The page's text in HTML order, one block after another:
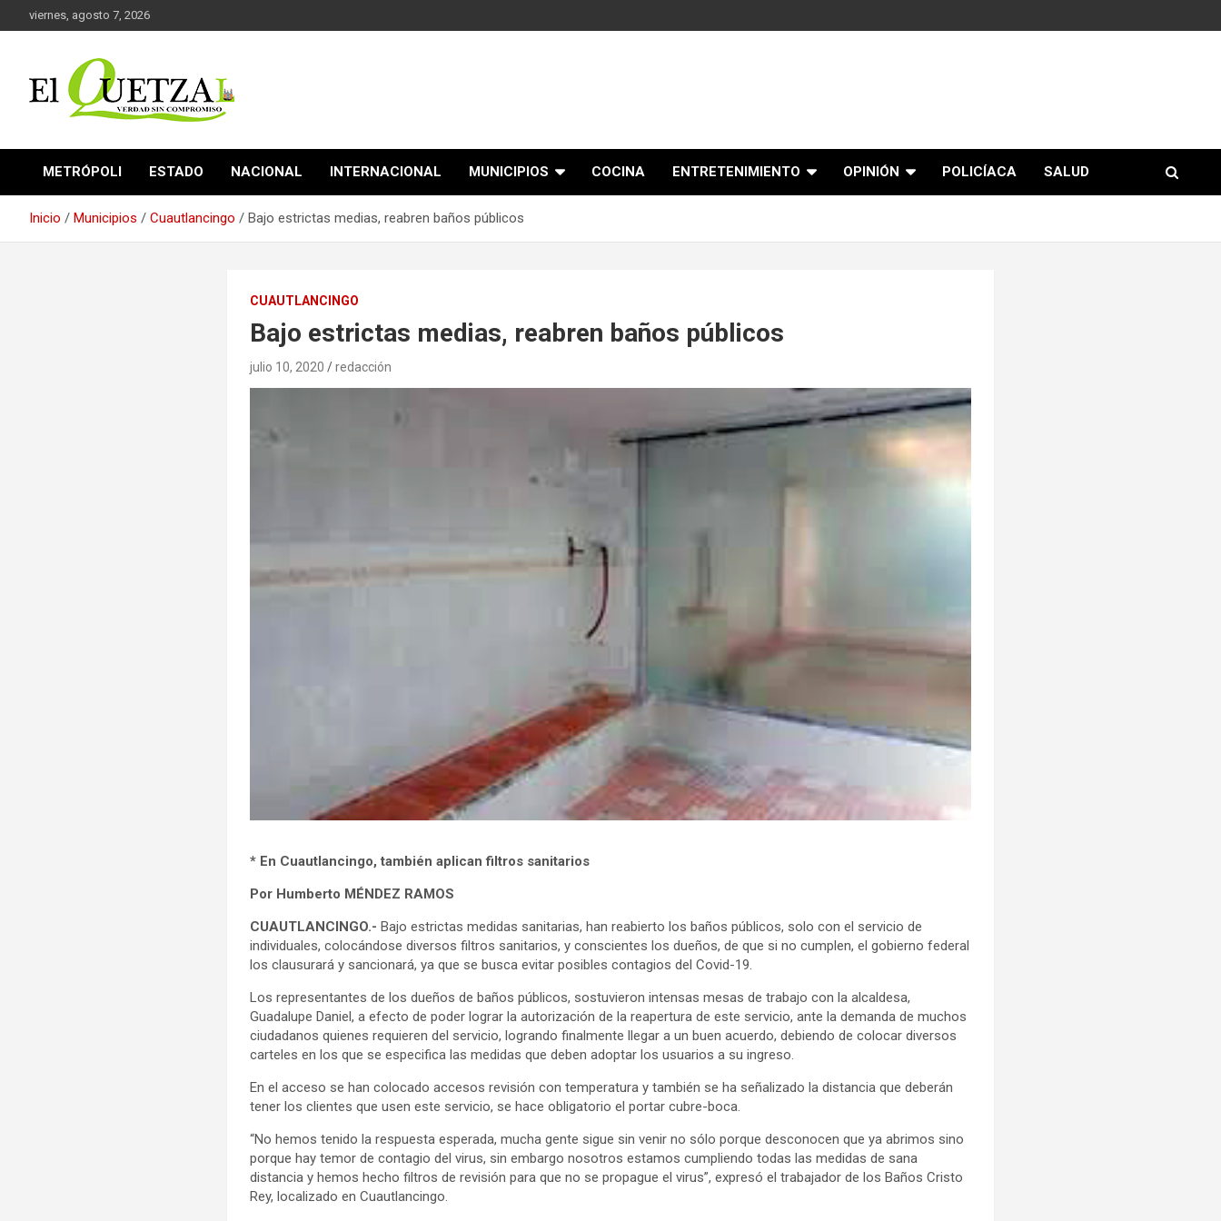
al
viernes, agosto 7, 2026
El Quetzal de Cholula
METRÓPOLI ESTADO NACIONAL INTERNACIONAL MUNICIPIOS COCINA ENTRETENIMIENTO OPINIÓN POLICÍACA SALUD
Inicio Municipios Cuautlancingo Bajo estrictas medias, reabren baños públicos
CUAUTLANCINGO
Bajo estrictas medias, reabren baños públicos
julio 10, 2020 redacción
* En Cuautlancingo, también aplican filtros sanitarios
Por Humberto MÉNDEZ RAMOS
CUAUTLANCINGO.- Bajo estrictas medidas sanitarias, han reabierto los baños públicos, solo con el servicio de
individuales, colocándose diversos filtros sanitarios, y conscientes los dueños, de que si no cumplen, el gobierno federal
los clausurará y sancionará, ya que se busca evitar posibles contagios del Covid-19.
Los representantes de los dueños de baños públicos, sostuvieron intensas mesas de trabajo con la alcaldesa,
Guadalupe Daniel, a efecto de poder lograr la autorización de la reapertura de este servicio, ante la demanda de muchos
ciudadanos quienes requieren del servicio, logrando finalmente llegar a un buen acuerdo, debiendo de colocar diversos
carteles en los que se especifica las medidas que deben adoptar los usuarios a su ingreso.
En el acceso se han colocado accesos revisión con temperatura y también se ha señalizado la distancia que deberán
tener los clientes que usen este servicio, se hace obligatorio el portar cubre-boca.
“No hemos tenido la respuesta esperada, mucha gente sigue sin venir no sólo porque desconocen que ya abrimos sino
porque hay temor de contagio del virus, sin embargo nosotros estamos cumpliendo todas las medidas de sana
distancia y hemos hecho filtros de revisión para que no se propague el virus”, expresó el trabajador de los Baños Cristo
Rey, localizado en Cuautlancingo.